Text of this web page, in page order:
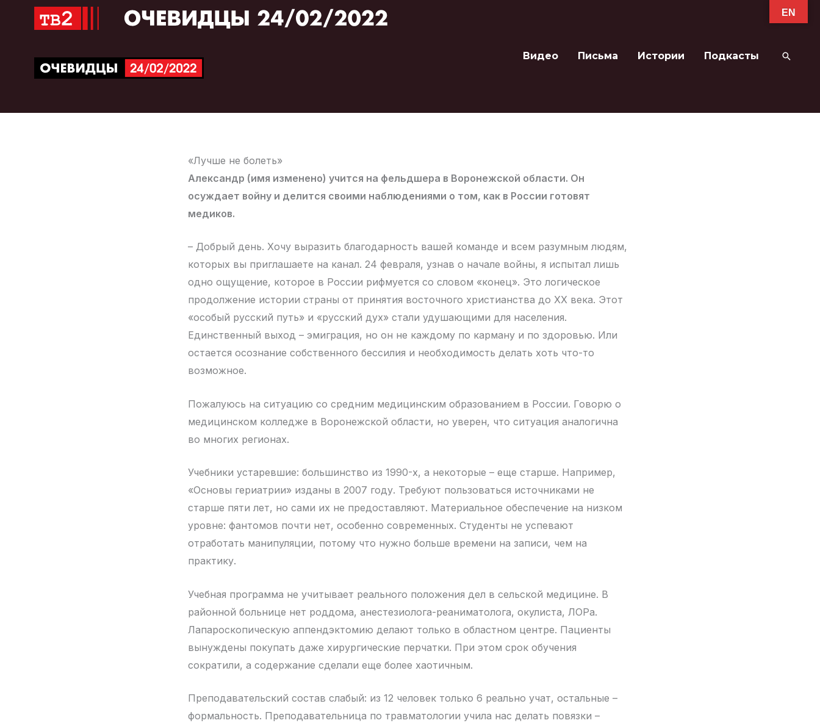
Перейти
Видео Письма Истории Подкасты Поиск
«Лучше не болеть»
Александр (имя изменено) учится на фельдшера в Воронежской области. Он
осуждает войну и делится своими наблюдениями о том, как в России готовят
медиков.
– Добрый день. Хочу выразить благодарность вашей команде и всем разумным людям,
которых вы приглашаете на канал. 24 февраля, узнав о начале войны, я испытал лишь
одно ощущение, которое в России рифмуется со словом «конец». Это логическое
продолжение истории страны от принятия восточного христианства до ХХ века. Этот
«особый русский путь» и «русский дух» стали удушающими для населения.
Единственный выход – эмиграция, но он не каждому по карману и по здоровью. Или
остается осознание собственного бессилия и необходимость делать хоть что-то
возможное.
Пожалуюсь на ситуацию со средним медицинским образованием в России. Говорю о
медицинском колледже в Воронежской области, но уверен, что ситуация аналогична
во многих регионах.
Учебники устаревшие: большинство из 1990-х, а некоторые – еще старше. Например,
«Основы гериатрии» изданы в 2007 году. Требуют пользоваться источниками не
старше пяти лет, но сами их не предоставляют. Материальное обеспечение на низком
уровне: фантомов почти нет, особенно современных. Студенты не успевают
отработать манипуляции, потому что нужно больше времени на записи, чем на
практику.
Учебная программа не учитывает реального положения дел в сельской медицине. В
районной больнице нет роддома, анестезиолога-реаниматолога, окулиста, ЛОРа.
Лапароскопическую аппендэктомию делают только в областном центре. Пациенты
вынуждены покупать даже хирургические перчатки. При этом срок обучения
сократили, а содержание сделали еще более хаотичным.
Преподавательский состав слабый: из 12 человек только 6 реально учат, остальные –
формальность. Преподавательница по травматологии учила нас делать повязки –
EN